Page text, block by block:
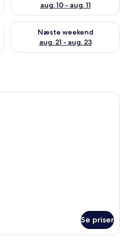
aug. 10 - aug. 11
aug. 14 - aug. 16
Næste weekend
aug. 21 - aug. 23
Tjek tilgængelighed for næste
Et soveværelse med en seng,
Se priser